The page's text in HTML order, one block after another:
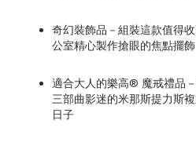
奇幻裝飾品－組裝這款值得
公室精心製作搶眼的焦點擺飾
適合大人的樂高® 魔戒禮品
三部曲影迷的米那斯提力斯
日子